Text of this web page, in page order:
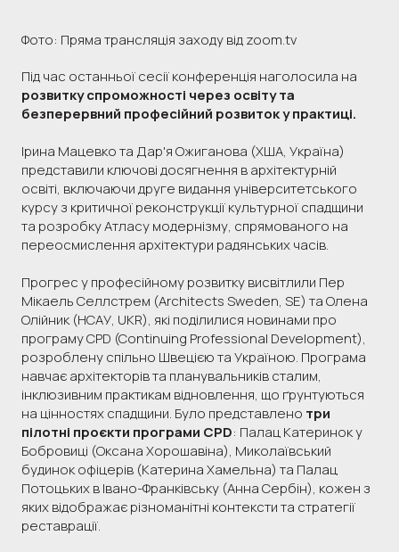
Фото: Пряма трансляція заходу від zoom.tv
Під час останньої сесії конференція наголосила на
розвитку спроможності через освіту та
безперервний професійний розвиток у практиці.
Ірина Мацевко та Дар'я Ожиганова (ХША, Україна)
представили ключові досягнення в архітектурній
освіті, включаючи друге видання університетського
курсу з критичної реконструкції культурної спадщини
та розробку Атласу модернізму, спрямованого на
переосмислення архітектури радянських часів.
Прогрес у професійному розвитку висвітлили Пер
Мікаель Селлстрем (Architects Sweden, SE) та Олена
Олійник (НСАУ, UKR), які поділилися новинами про
програму CPD (Continuing Professional Development),
розроблену спільно Швецією та Україною. Програма
навчає архітекторів та планувальників сталим,
інклюзивним практикам відновлення, що ґрунтуються
на цінностях спадщини. Було представлено три
пілотні проєкти програми CPD: Палац Катеринок у
Бобровиці (Оксана Хорошавіна), Миколаївський
будинок офіцерів (Катерина Хамельна) та Палац
Потоцьких в Івано-Франківську (Анна Сербін), кожен з
яких відображає різноманітні контексти та стратегії
реставрації.